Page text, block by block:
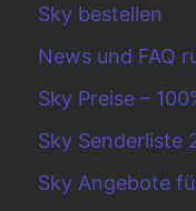
Sky bestellen
News und FAQ
Sky Preise –
Sky Senderliste
Sky Angebote